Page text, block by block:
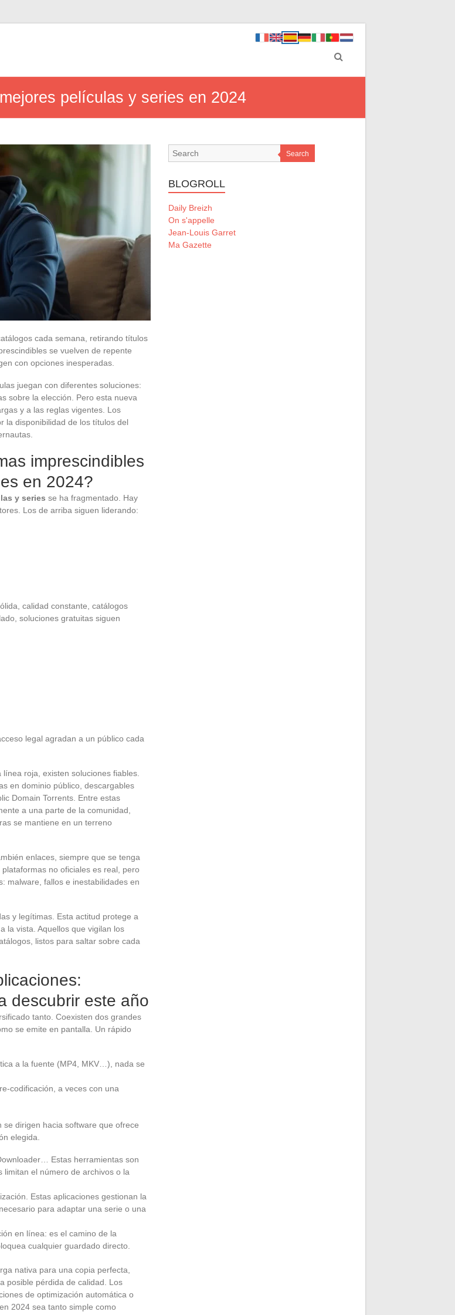
películas y series en 2024
cada semana, retirando títulos
se vuelven de repente
con opciones inesperadas.
juegan con diferentes soluciones:
sobre la elección. Pero esta nueva
y a las reglas vigentes. Los
la disponibilidad de los títulos del
imprescindibles
en 2024?
y series se ha fragmentado. Hay
Los de arriba siguen liderando:
calidad constante, catálogos
soluciones gratuitas siguen
legal agradan a un público cada
roja, existen soluciones fiables.
en dominio público, descargables
Domain Torrents. Entre estas
a una parte de la comunidad,
se mantiene en un terreno
enlaces, siempre que se tenga
no oficiales es real, pero
malware, fallos e inestabilidades en
y legítimas. Esta actitud protege a
la vista. Aquellos que vigilan los
listos para saltar sobre cada
descubrir este año
tanto. Coexisten dos grandes
se emite en pantalla. Un rápido
a la fuente (MP4, MKV…), nada se
codificación, a veces con una
dirigen hacia software que ofrece
elegida.
Estas herramientas son
el número de archivos o la
Estas aplicaciones gestionan la
para adaptar una serie o una
en línea: es el camino de la
cualquier guardado directo.
nativa para una copia perfecta,
posible pérdida de calidad. Los
de optimización automática o
2024 sea tanto simple como
Search
BLOGROLL
Daily Breizh
On s'appelle
Jean-Louis Garret
Ma Gazette